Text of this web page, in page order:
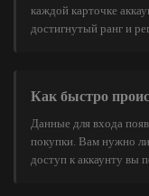
каждой карточке
достигнутый ранг и
Как быстро
Данные для входа
покупки. Вам нужно
доступ к аккаунту вы